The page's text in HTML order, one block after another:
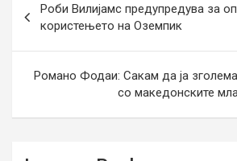
navigation
Роби Вилијамс предупредува за
користењето на Оземпик
Романо Фодаи: Сакам да ја
со македонските